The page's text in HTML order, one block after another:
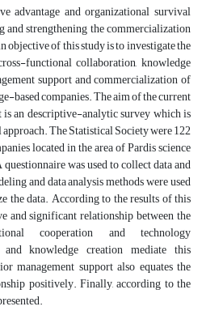
advantage and organizational survival
and strengthening the commercialization
objective of this study is to investigate the
functional collaboration, knowledge
support and commercialization of
based companies. The aim of the current
an descriptive-analytic survey which is
The Statistical Society were 122
located in the area of Pardis science
was used to collect data and
and data analysis methods were used
the data. According to the results of this
and significant relationship between the
cooperation and technology
knowledge creation mediate this
management support also equates the
positively. Finally, according to the